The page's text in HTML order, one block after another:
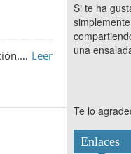
Leer
Si te ha
una
Te lo
Enlaces